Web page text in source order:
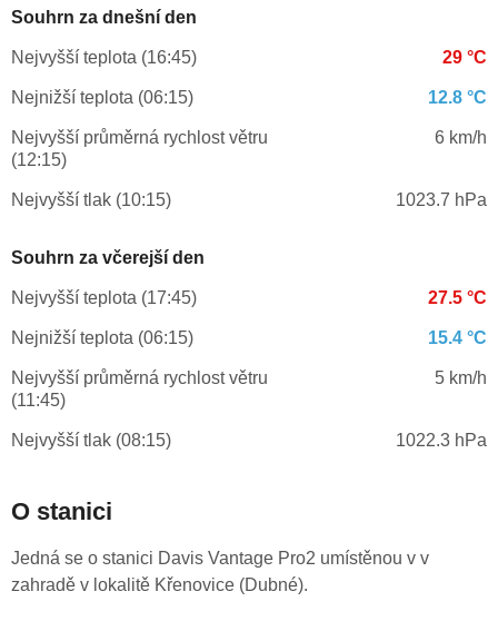
Souhrn za dnešní den
Nejvyšší teplota (16:45) 29 °C
Nejnižší teplota (06:15) 12.8 °C
Nejvyšší průměrná rychlost větru
(12:15)
6 km/h
Nejvyšší tlak (10:15) 1023.7 hPa
Souhrn za včerejší den
Nejvyšší teplota (17:45) 27.5 °C
Nejnižší teplota (06:15) 15.4 °C
Nejvyšší průměrná rychlost větru
(11:45)
5 km/h
Nejvyšší tlak (08:15) 1022.3 hPa
O stanici
Jedná se o stanici Davis Vantage Pro2 umístěnou v v
zahradě v lokalitě Křenovice (Dubné).